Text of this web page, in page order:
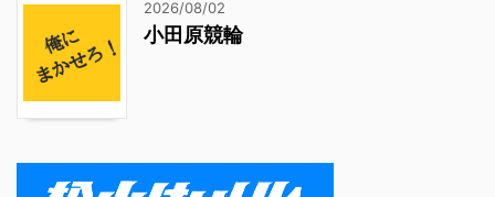
2026/08/02
小田原競輪